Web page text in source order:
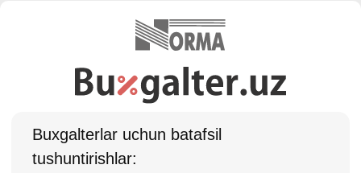
Buхgalterlar uchun batafsil
tushuntirishlar: